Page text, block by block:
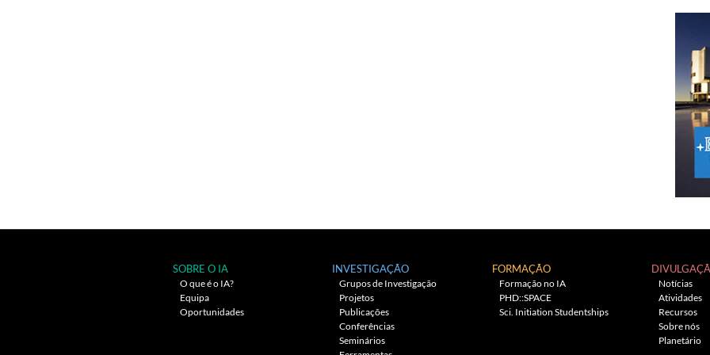
SOBRE O IA
O que é o IA?
Equipa
Oportunidades
INVESTIGAÇÃO
Grupos de Investigação
Projetos
Publicações
Conferências
Seminários
FORMAÇÃO
Formação no IA
PHD::SPACE
Sci. Initiation Studentships
Notícias
Atividades
Recursos
Sobre nós
Planetário